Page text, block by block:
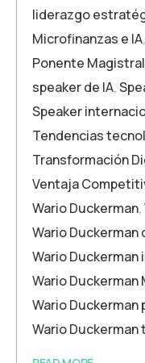
liderazgo
Microfinanzas e IA,
Ponente Magistral
speaker de IA,
Speaker
Tendencias
Transformación
Ventaja
Wario Duckerman,
Wario
Wario Duckerman
Wario Duckerman
Wario Duckerman
Wario